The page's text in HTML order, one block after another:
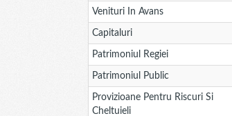
Venituri In Avans
Capitaluri
Patrimoniul Regiei
Patrimoniul Public
Provizioane Pentru Riscuri Si
Cheltuieli